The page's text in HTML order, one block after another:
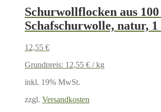
Schurwollflocken aus
Schafschurwolle, natur, 1
12,55 €
Grundpreis: 12,55 € /kg
inkl. 19% MwSt.
zzgl. Versandkosten